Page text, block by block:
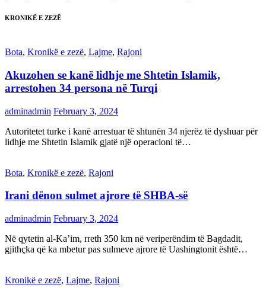
KRONIKË E ZEZË
Bota, Kronikë e zezë, Lajme, Rajoni
Akuzohen se kanë lidhje me Shtetin Islamik,
arrestohen 34 persona në Turqi
adminadmin February 3, 2024
Autoritetet turke i kanë arrestuar të shtunën 34 njerëz të dyshuar për
lidhje me Shtetin Islamik gjatë një operacioni të…
Bota, Kronikë e zezë, Rajoni
Irani dënon sulmet ajrore të SHBA-së
adminadmin February 3, 2024
Në qytetin al-Ka’im, rreth 350 km në veriperëndim të Bagdadit,
gjithçka që ka mbetur pas sulmeve ajrore të Uashingtonit është…
Kronikë e zezë, Lajme, Rajoni